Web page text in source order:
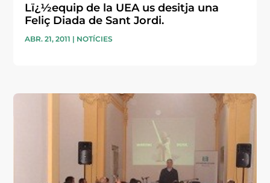
Lï¿½equip de la UEA us desitja una
Feliç Diada de Sant Jordi.
ABR. 21, 2011 | NOTÍCIES